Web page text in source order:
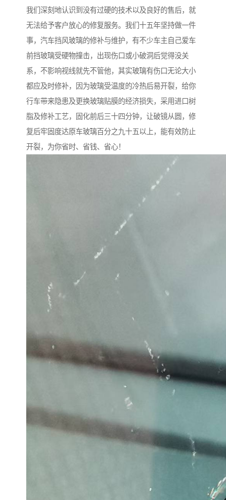
我们深刻地认识到没有过硬的技术以及良好的售后，就
无法给予客户放心的修复服务。我们十五年坚持做一件
事，汽车挡风玻璃的修补与维护，有不少车主自己爱车
前挡玻璃受硬物撞击，出现伤口或小破洞后觉得没关
系，不影响视线就先不管他，其实玻璃有伤口无论大小
都应及时修补，因为玻璃受温度的冷热后易开裂，给你
行车带来隐患及更换玻璃贴膜的经济损失，采用进口树
脂及修补工艺，固化前后三十四分钟，让破镜从圆，修
复后牢固度达原车玻璃百分之九十五以上，能有效防止
开裂，为你省时、省钱、省心！